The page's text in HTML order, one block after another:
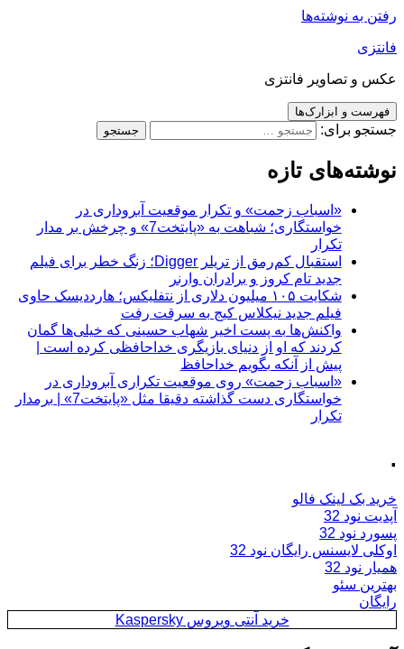
رفتن به نوشته‌ها
فانتزی
عکس و تصاویر فانتزی
فهرست و ابزارک‌ها
جستجو برای:
نوشته‌های تازه
«اسباب زحمت» و تکرار موقعیت آبروداری در
خواستگاری؛ شباهت به «پایتخت7» و چرخش بر مدار
تکرار
استقبال کم‌رمق از تریلر Digger؛ زنگ خطر برای فیلم
جدید تام کروز و برادران وارنر
شکایت ۱۰۵ میلیون دلاری از نتفلیکس؛ هارددیسک حاوی
فیلم جدید نیکلاس کیج به سرقت رفت
واکنش‌ها به پست اخیر شهاب حسینی که خیلی‌ها گمان
کردند که او از دنیای بازیگری خداحافظی کرده است |
پیش از آنکه بگویم خداحافظ
«اسباب زحمت» روی موقعیت تکراری آبروداری در
خواستگاری دست گذاشته دقیقا مثل «پایتخت7» | برمدار
تکرار
.
خرید بک لینک فالو
آپدیت نود 32
پسورد نود 32
اوکلی لایسنس رایگان نود 32
همیار نود 32
بهترین سئو
رایگان
خرید آنتی ویروس Kaspersky